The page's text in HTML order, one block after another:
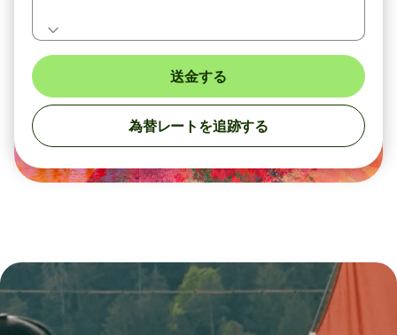
送金する
為替レートを追跡する